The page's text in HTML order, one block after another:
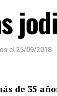
el 25/09/2018
de 35